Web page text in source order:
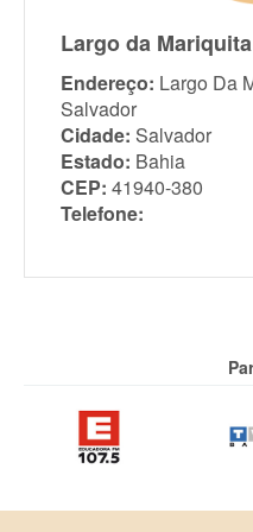
Largo da
Endereço: Largo Da
Salvador
Cidade: Salvador
Estado: Bahia
CEP: 41940-380
Telefone: